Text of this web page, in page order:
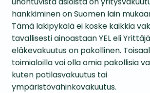
hankkiminen on Suomen lain
Tämä lakipykälä ei koske kaikkia
tavallisesti ainoastaan YEL eli
eläkevakuutus on pakollinen.
toimialoilla voi olla omia pakollisia
kuten potilasvakuutus tai
ympäristövahinkovakuutus.